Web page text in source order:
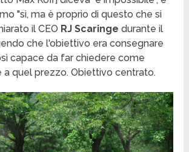
"sì, ma è proprio di questo che si
il CEO RJ Scaringe durante il
che l'obiettivo era consegnare
capace da far chiedere come
a quel prezzo. Obiettivo centrato.